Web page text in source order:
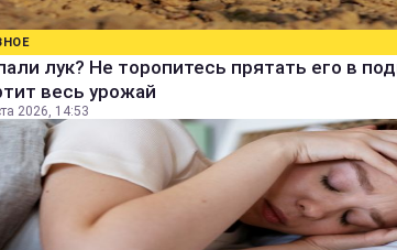
лук? Не торопитесь прятать его в
весь урожай
2026, 14:53